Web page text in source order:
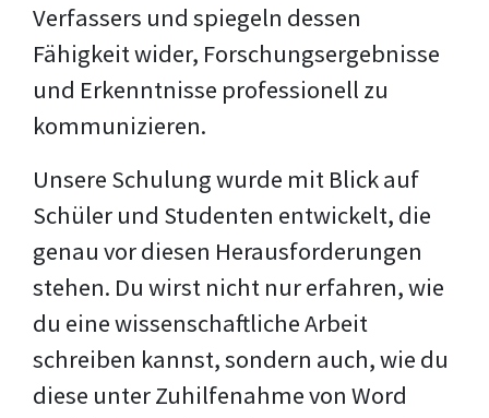
Verfassers und spiegeln dessen
Fähigkeit wider, Forschungsergebnisse
und Erkenntnisse professionell zu
kommunizieren.
Unsere Schulung wurde mit Blick auf
Schüler und Studenten entwickelt, die
genau vor diesen Herausforderungen
stehen. Du wirst nicht nur erfahren, wie
du eine wissenschaftliche Arbeit
schreiben kannst, sondern auch, wie du
diese unter Zuhilfenahme von Word